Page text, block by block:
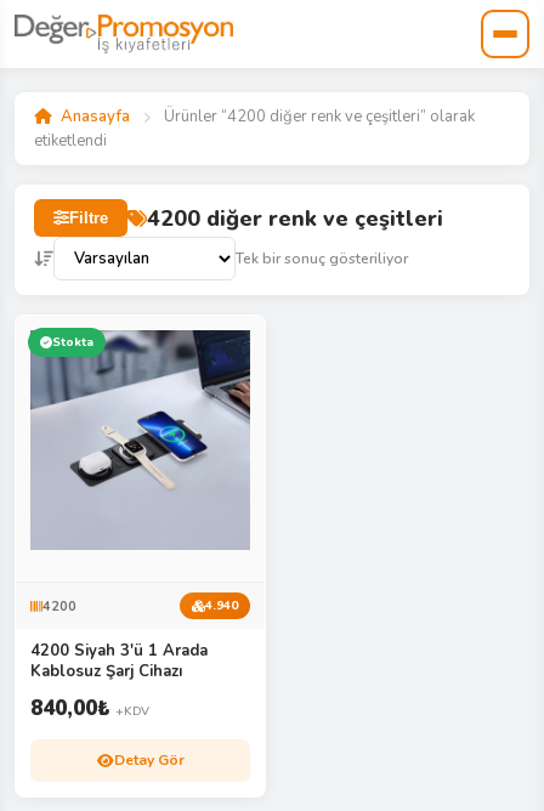
Anasayfa
Ürünler “4200 diğer renk ve çeşitleri” olarak
etiketlendi
Filtre 4200 diğer renk ve çeşitleri
Tek bir sonuç gösteriliyor
Stokta
4200 4.940
4200 Siyah 3'ü 1 Arada
Kablosuz Şarj Cihazı
840,00₺ +KDV
Detay Gör